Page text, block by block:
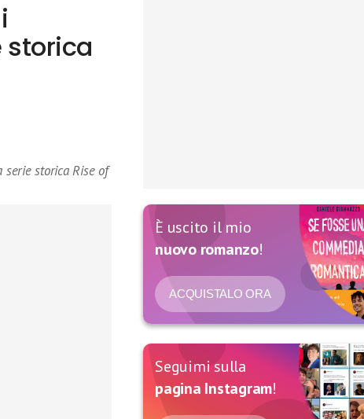
storica
storica Rise of
È uscito il mio
nuovo romanzo!
ACQUISTALO ORA
Seguimi sulla
pagina Instagram!